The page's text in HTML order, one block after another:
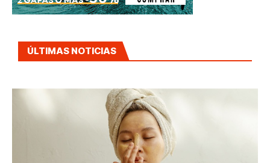
ÚLTIMAS NOTICIAS